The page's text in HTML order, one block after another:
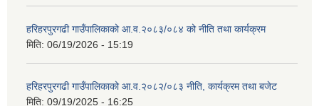
हरिहरपुरगढी गाउँपालिकाको आ.व.२०८३/०८४ को नीति तथा कार्यक्रम
मिति: 06/19/2026 - 15:19
हरिहरपुरगढी गाउँपालिकाको आ.व.२०८२/०८३ नीति, कार्यक्रम तथा बजेट
मिति: 09/19/2025 - 16:25